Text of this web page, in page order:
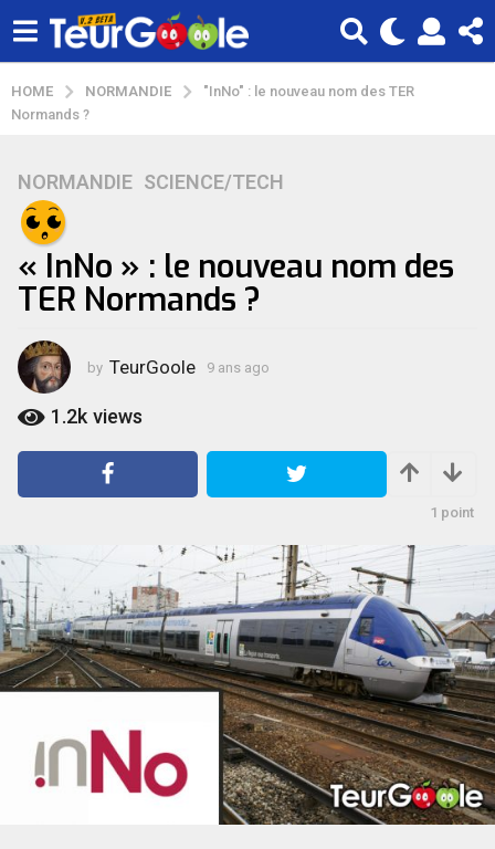
HOME NORMANDIE
"InNo" : le nouveau nom des TER
Normands ?
9
a
n
s
a
g
o
9
n
s
g
NORMANDIE ,SCIENCE/TECH
« InNo » : le nouveau nom des
TER Normands ?
by TeurGoole 9 ans ago
a
o
1.2k views
1 point